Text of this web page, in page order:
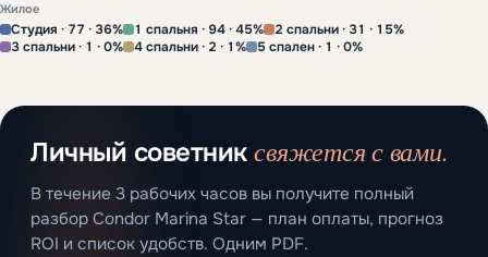
Жилое
Студия · 77 · 36% 1 спальня · 94 · 45%
2 спальни · 31 · 15%
3 спальни · 1 · 0%
4 спальни · 2 · 1% 5 спален · 1 · 0%
Личный советниксвяжется с вами.
В течение 3 рабочих часов вы получите полный
разбор Condor Marina Star — план оплаты, прогноз
ROI и список удобств. Одним PDF.